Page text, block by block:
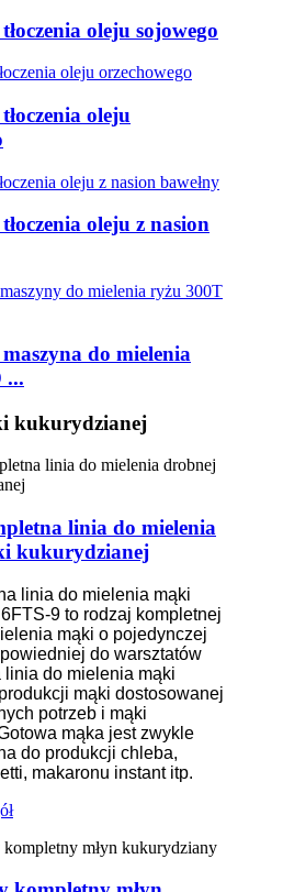
oleju sojowego
oleju
oleju z nasion
do mielenia
...
kukurydzianej
linia do mielenia
kukurydzianej
linia do mielenia mąki
9 to rodzaj kompletnej
mąki o pojedynczej
do warsztatów
linia do mielenia mąki
mąki dostosowanej
potrzeb i mąki
mąka jest zwykle
do produkcji chleba,
makaronu instant itp.